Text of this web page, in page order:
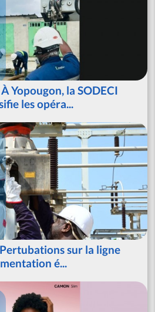
Yopougon, la SODECI
les opéra...
sur la ligne
é...